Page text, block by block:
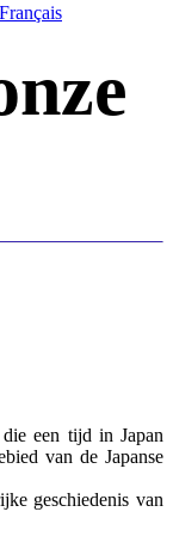
Français
een tijd in Japan
van de Japanse
geschiedenis van